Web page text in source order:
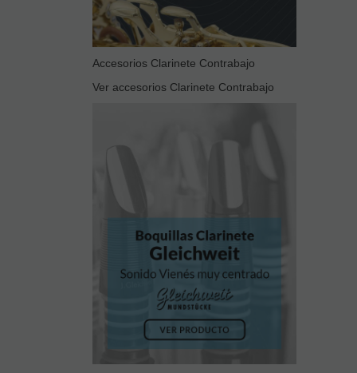
Accesorios Clarinete Contrabajo
Ver accesorios Clarinete Contrabajo